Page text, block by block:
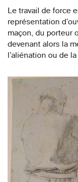
Le travail de force
représentation
maçon, du porteur
devenant alors la
l’aliénation ou de